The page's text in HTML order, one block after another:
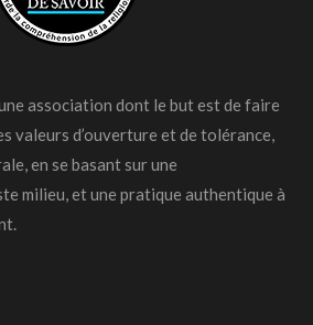
association dont le but est de faire
valeurs d’ouverture et de tolérance,
en se basant sur une
milieu, et une pratique authentique à